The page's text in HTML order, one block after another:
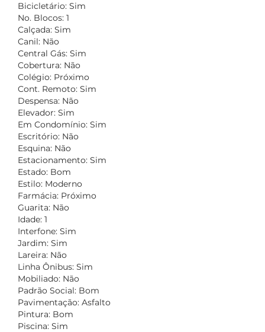
Bicicletário: Sim
No. Blocos: 1
Calçada: Sim
Canil: Não
Central Gás: Sim
Cobertura: Não
Colégio: Próximo
Cont. Remoto: Sim
Despensa: Não
Elevador: Sim
Em Condomínio: Sim
Escritório: Não
Esquina: Não
Estacionamento: Sim
Estado: Bom
Estilo: Moderno
Farmácia: Próximo
Guarita: Não
Idade: 1
Interfone: Sim
Jardim: Sim
Lareira: Não
Linha Ônibus: Sim
Mobiliado: Não
Padrão Social: Bom
Pavimentação: Asfalto
Pintura: Bom
Piscina: Sim